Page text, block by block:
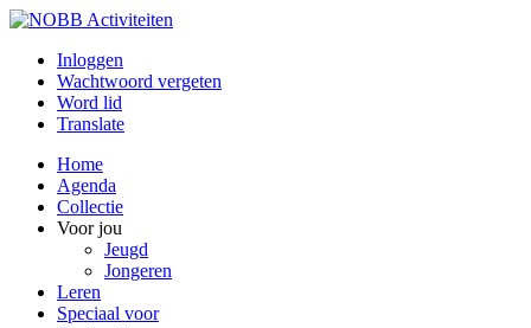
Inloggen
Wachtwoord vergeten
Word lid
Translate
Home
Agenda
Collectie
Voor jou
Jeugd
Jongeren
Leren
Speciaal voor